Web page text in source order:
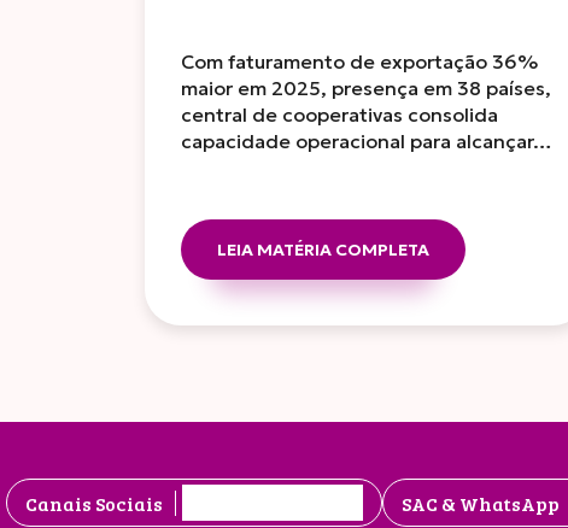
Com faturamento de exportação 36%
maior em 2025, presença em 38 países,
central de cooperativas consolida
capacidade operacional para alcançar…
LEIA MATÉRIA COMPLETA
Canais Sociais SAC & WhatsApp